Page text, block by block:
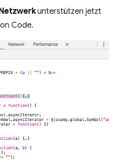
unterstützen jetzt
Code.